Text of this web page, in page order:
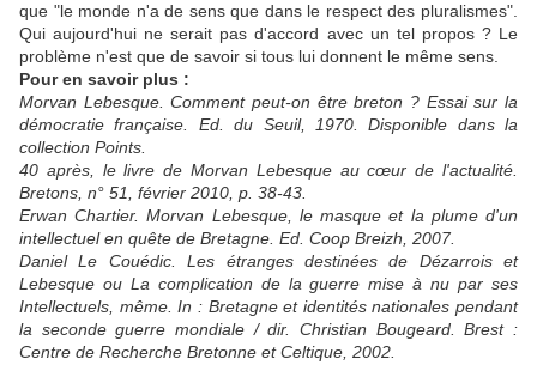
que "le monde n'a de sens que dans le respect des pluralismes".
Qui aujourd'hui ne serait pas d'accord avec un tel propos ? Le
problème n'est que de savoir si tous lui donnent le même sens.
Pour en savoir plus :
Morvan Lebesque. Comment peut-on être breton ? Essai sur la
démocratie française. Ed. du Seuil, 1970. Disponible dans la
collection Points.
40 après, le livre de Morvan Lebesque au cœur de l'actualité.
Bretons, n° 51, février 2010, p. 38-43.
Erwan Chartier. Morvan Lebesque, le masque et la plume d'un
intellectuel en quête de Bretagne. Ed. Coop Breizh, 2007.
Daniel Le Couédic. Les étranges destinées de Dézarrois et
Lebesque ou La complication de la guerre mise à nu par ses
Intellectuels, même. In : Bretagne et identités nationales pendant
la seconde guerre mondiale / dir. Christian Bougeard. Brest :
Centre de Recherche Bretonne et Celtique, 2002.